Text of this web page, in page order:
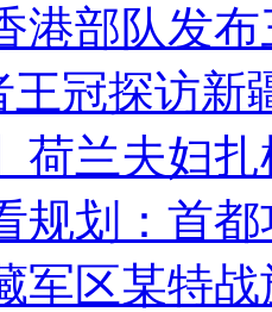
港部队发
王冠探访新
荷兰夫妇
规划：首
军区某特